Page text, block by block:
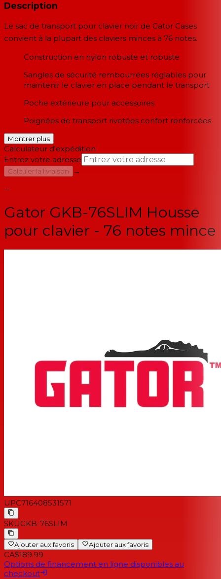
Description
Le sac de transport pour clavier noir de Gator Cases
convient à la plupart des claviers minces à 76 notes.
Construction en nylon robuste et robuste
Sangles de sécurité rembourrées réglables pour
maintenir le clavier en place pendant le transport
Poche extérieure pour accessoires
Poignées de transport rivetées confort renforcées
Montrer plus
Calculateur d'expédition
Entrez votre adresse
Calculer la livraison
→
--
Gator GKB-76SLIM Housse
pour clavier - 76 notes mince
UPC716408531571
SKUGKB-76SLIM
Ajouter aux favoris Ajouter aux favoris
CA$189.99
Options de financement en ligne disponibles au
checkout